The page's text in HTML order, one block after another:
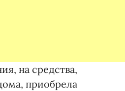
на средства,
приобрела